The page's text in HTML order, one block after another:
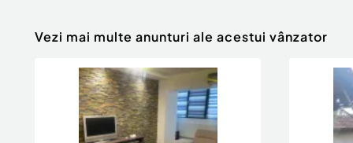
Vezi mai multe anunturi ale acestui vânzator